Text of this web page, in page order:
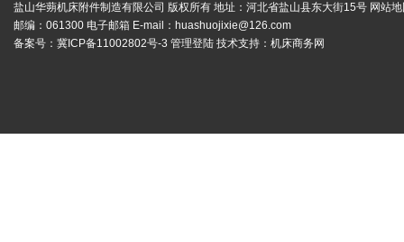
盐山华蒴机床附件制造有限公司 版权所有 地址：河北省盐山县东大街15号 网站
邮编：061300 电子邮箱 E-mail： huashuojixie@126.com
备案号： 冀ICP备11002802号-3 管理登陆 技术支持： 机床商务网